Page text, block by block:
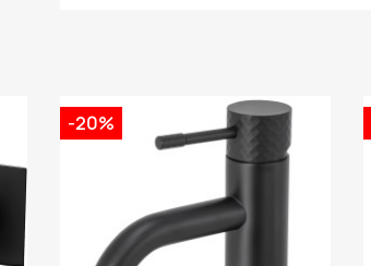
-20%